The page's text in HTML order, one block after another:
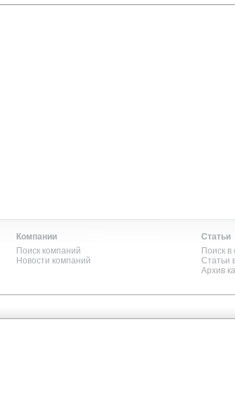
Компании
Поиск компаний
Новости компаний
Статьи
Поиск в
Статьи
Архив